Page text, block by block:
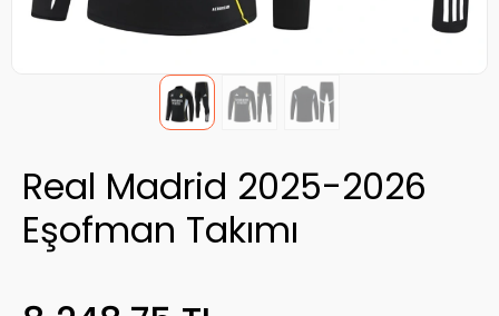
Real Madrid 2025-2026
Eşofman Takımı